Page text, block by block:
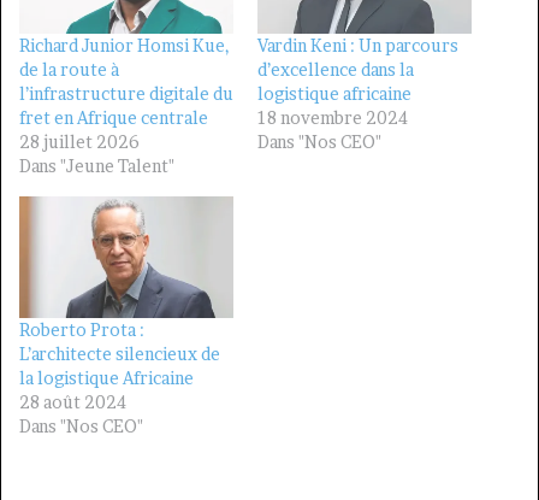
Richard Junior Homsi Kue,
de la route à
l’infrastructure digitale du
fret en Afrique centrale
28 juillet 2026
Dans "Jeune Talent"
Vardin Keni : Un parcours
d’excellence dans la
logistique africaine
18 novembre 2024
Dans "Nos CEO"
Roberto Prota :
L’architecte silencieux de
la logistique Africaine
28 août 2024
Dans "Nos CEO"